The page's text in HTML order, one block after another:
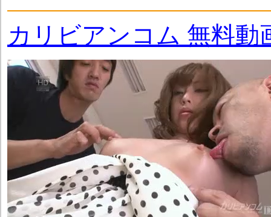
カリビアンコム 無料動